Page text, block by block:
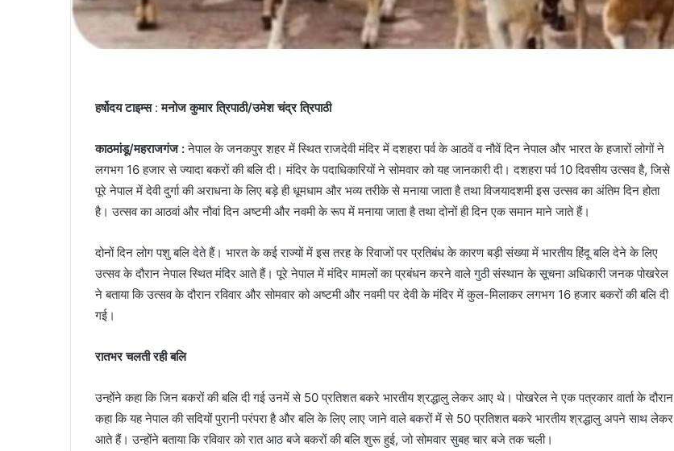
हर्षोदय टाइम्स:मनोज कुमार त्रिपाठी/उमेश चंद्र त्रिपाठी
काठमांडू/महराजगंज :नेपाल के जनकपुर शहर में स्थित राजदेवी मंदिर में दशहरा पर्व के आठवें व नौवें दिन नेपाल और भारत के हजारों लोगों ने
लगभग 16 हजार से ज्यादा बकरों की बलि दी। मंदिर के पदाधिकारियों ने सोमवार को यह जानकारी दी। दशहरा पर्व 10 दिवसीय उत्सव है, जिसे
पूरे नेपाल में देवी दुर्गा की अराधना के लिए बड़े ही धूमधाम और भव्य तरीके से मनाया जाता है तथा विजयादशमी इस उत्सव का अंतिम दिन होता
है। उत्सव का आठवां और नौवां दिन अष्टमी और नवमी के रूप में मनाया जाता है तथा दोनों ही दिन एक समान माने जाते हैं।
दोनों दिन लोग पशु बलि देते हैं। भारत के कई राज्यों में इस तरह के रिवाजों पर प्रतिबंध के कारण बड़ी संख्या में भारतीय हिंदू बलि देने के लिए
उत्सव के दौरान नेपाल स्थित मंदिर आते हैं। पूरे नेपाल में मंदिर मामलों का प्रबंधन करने वाले गुठी संस्थान के सूचना अधिकारी जनक पोखरेल
ने बताया कि उत्सव के दौरान रविवार और सोमवार को अष्टमी और नवमी पर देवी के मंदिर में कुल-मिलाकर लगभग 16 हजार बकरों की बलि दी
गई।
रातभर चलती रही बलि
उन्होंने कहा कि जिन बकरों की बलि दी गई उनमें से 50 प्रतिशत बकरे भारतीय श्रद्धालु लेकर आए थे। पोखरेल ने एक पत्रकार वार्ता के दौरान
कहा कि यह नेपाल की सदियों पुरानी परंपरा है और बलि के लिए लाए जाने वाले बकरों में से 50 प्रतिशत बकरे भारतीय श्रद्धालु अपने साथ लेकर
आते हैं। उन्होंने बताया कि रविवार को रात आठ बजे बकरों की बलि शुरू हुई, जो सोमवार सुबह चार बजे तक चली।